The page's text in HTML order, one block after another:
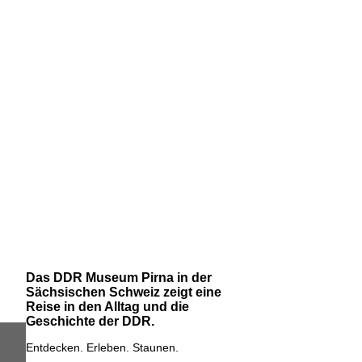
Das DDR Museum Pirna in der
Sächsischen Schweiz zeigt eine
Reise in den Alltag und die
Geschichte der DDR.
Entdecken. Erleben. Staunen.